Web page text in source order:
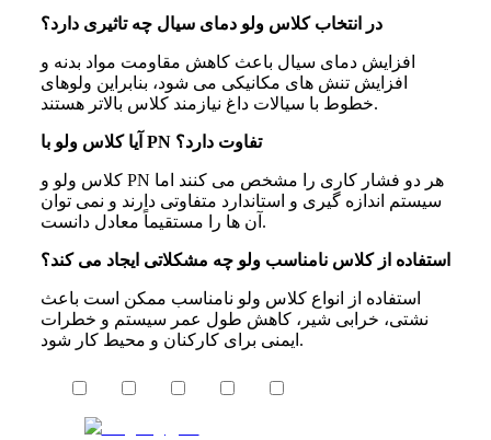
در انتخاب کلاس ولو دمای سیال چه تاثیری دارد؟
افزایش دمای سیال باعث کاهش مقاومت مواد بدنه و
افزایش تنش های مکانیکی می شود، بنابراین ولوهای
خطوط با سیالات داغ نیازمند کلاس بالاتر هستند.
آیا کلاس ولو با PN تفاوت دارد؟
کلاس ولو و PN هر دو فشار کاری را مشخص می کنند اما
سیستم اندازه گیری و استاندارد متفاوتی دارند و نمی توان
آن ها را مستقیماً معادل دانست.
استفاده از کلاس نامناسب ولو چه مشکلاتی ایجاد می کند؟
استفاده از انواع کلاس ولو نامناسب ممکن است باعث
نشتی، خرابی شیر، کاهش طول عمر سیستم و خطرات
ایمنی برای کارکنان و محیط کار شود.